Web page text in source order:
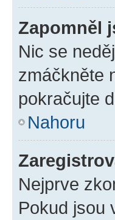
Zapomněl
Nic se
zmáčkněte
pokračujte
Nahoru
Nejprve
Pokud jsou